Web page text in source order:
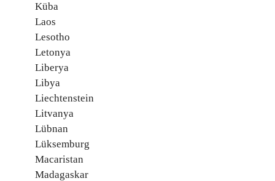
Küba
Laos
Lesotho
Letonya
Liberya
Libya
Liechtenstein
Litvanya
Lübnan
Lüksemburg
Macaristan
Madagaskar